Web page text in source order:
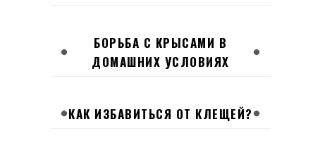
БОРЬБА С КРЫСАМИ В
ДОМАШНИХ УСЛОВИЯХ
КАК ИЗБАВИТЬСЯ ОТ КЛЕЩЕЙ?